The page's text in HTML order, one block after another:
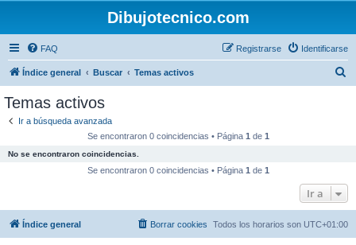
Dibujotecnico.com
FAQ Identificarse
Registrarse
Índice general Buscar Temas activos
Temas activos
Ir a búsqueda avanzada
Se encontraron 0 coincidencias • Página 1 de 1
No se encontraron coincidencias.
Se encontraron 0 coincidencias • Página 1 de 1
Ir a
Índice general Todos los horarios son UTC+01:00
Borrar cookies